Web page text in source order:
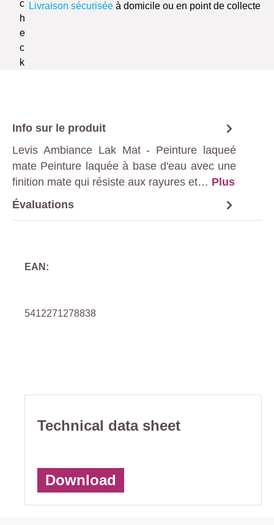
Livraison sécurisée à domicile ou en point de collecte
Info sur le produit
Levis Ambiance Lak Mat - Peinture laqueé
mate Peinture laquée à base d'eau avec une
finition mate qui résiste aux rayures et… Plus
Évaluations
EAN:
5412271278838
Technical data sheet
Download